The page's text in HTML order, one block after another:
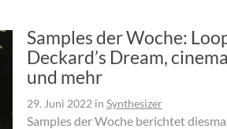
Samples der Woche:
Deckard’s Dream,
und mehr
29. Juni 2022 in Synthesizer
Samples der Woche berichtet